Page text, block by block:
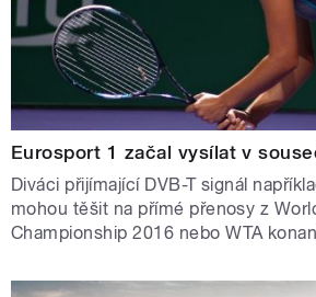
Eurosport 1 začal vysílat v
Diváci přijímající DVB-T signál
mohou těšit na přímé přenosy z
Championship 2016 nebo WTA